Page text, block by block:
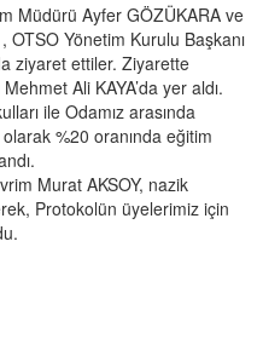
Müdürü Ayfer GÖZÜKARA ve
Yönetim Kurulu Başkanı
ziyaret ettiler. Ziyarette
Ali KAYA’da yer aldı.
ile Odamız arasında
%20 oranında eğitim
Murat AKSOY, nazik
Protokolün üyelerimiz için